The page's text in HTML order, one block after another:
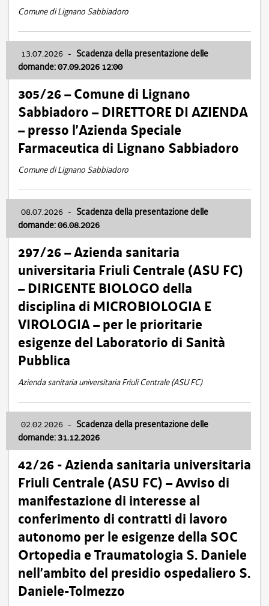
Comune di Lignano Sabbiadoro
13.07.2026 - Scadenza della presentazione delle
domande: 07.09.2026 12:00
305/26 – Comune di Lignano
Sabbiadoro – DIRETTORE DI AZIENDA
– presso l’Azienda Speciale
Farmaceutica di Lignano Sabbiadoro
Comune di Lignano Sabbiadoro
08.07.2026 - Scadenza della presentazione delle
domande: 06.08.2026
297/26 – Azienda sanitaria
universitaria Friuli Centrale (ASU FC)
– DIRIGENTE BIOLOGO della
disciplina di MICROBIOLOGIA E
VIROLOGIA – per le prioritarie
esigenze del Laboratorio di Sanità
Pubblica
Azienda sanitaria universitaria Friuli Centrale (ASU FC)
02.02.2026 - Scadenza della presentazione delle
domande: 31.12.2026
42/26 - Azienda sanitaria universitaria
Friuli Centrale (ASU FC) – Avviso di
manifestazione di interesse al
conferimento di contratti di lavoro
autonomo per le esigenze della SOC
Ortopedia e Traumatologia S. Daniele
nell’ambito del presidio ospedaliero S.
Daniele-Tolmezzo